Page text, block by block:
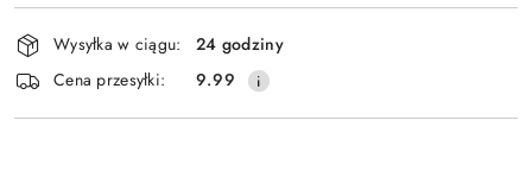
Dostępność
i
dostawa
Wysyłka w ciągu:
24 godziny
Cena przesyłki:
9.99